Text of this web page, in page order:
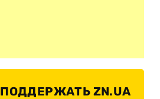
ПОДДЕРЖАТЬ ZN.UA